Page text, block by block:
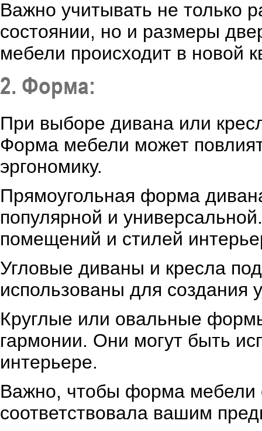
Важно учитывать не
состоянии, но и размеры
мебели происходит в новой
2. Форма:
При выборе дивана или
Форма мебели может
эргономику.
Прямоугольная форма
популярной и
помещений и стилей
Угловые диваны и кресла
использованы для создания
Круглые или овальные
гармонии. Они могут быть
интерьере.
Важно, чтобы форма мебели
соответствовала вашим